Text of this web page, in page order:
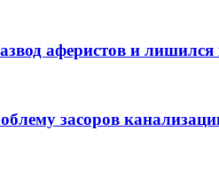
аферистов и лишился
засоров